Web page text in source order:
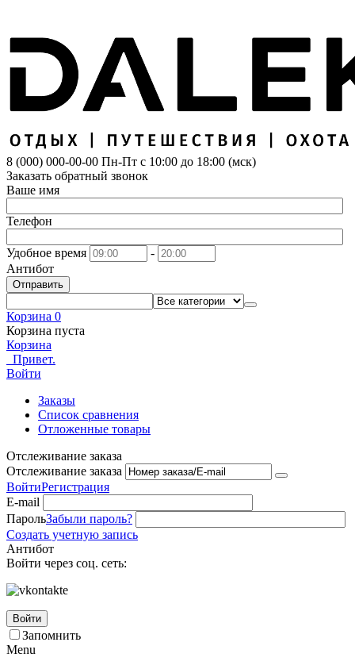
8 (000) 000-00-00 Пн-Пт с 10:00 до 18:00 (мск)
Заказать обратный звонок
Ваше имя
Телефон
Удобное время
-
Антибот
Отправить
Корзина 0
Корзина пуста
Корзина
Привет.
Войти
Заказы
Список сравнения
Отложенные товары
Отслеживание заказа
Отслеживание заказа
ВойтиРегистрация
E-mail
ПарольЗабыли пароль?
Создать учетную запись
Антибот
Войти через соц. сеть:
Войти
Запомнить
Menu